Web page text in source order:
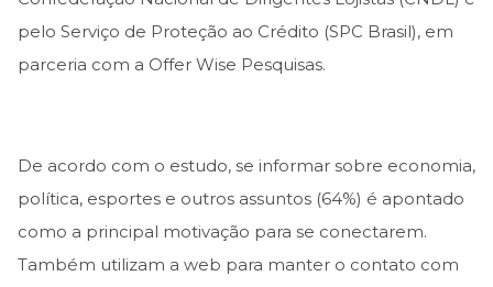
pelo Serviço de Proteção ao Crédito (SPC Brasil), em
parceria com a Offer Wise Pesquisas.
De acordo com o estudo, se informar sobre economia,
política, esportes e outros assuntos (64%) é apontado
como a principal motivação para se conectarem.
Também utilizam a web para manter o contato com